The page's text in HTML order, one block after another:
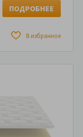
В избранное
ПОДРОБНЕЕ